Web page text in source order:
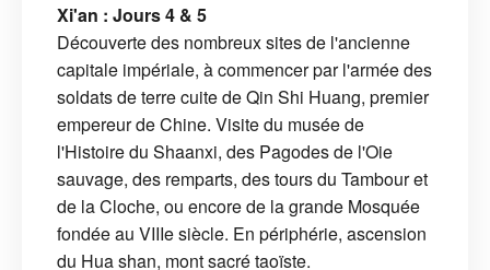
Xi'an : Jours 4 & 5
Découverte des nombreux sites de l'ancienne
capitale impériale, à commencer par l'armée des
soldats de terre cuite de Qin Shi Huang, premier
empereur de Chine. Visite du musée de
l'Histoire du Shaanxi, des Pagodes de l'Oie
sauvage, des remparts, des tours du Tambour et
de la Cloche, ou encore de la grande Mosquée
fondée au VIIIe siècle. En périphérie, ascension
du Hua shan, mont sacré taoïste.